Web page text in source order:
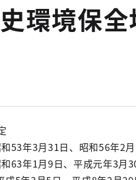
環境保全
53年3月31日、昭和56年2月
63年1月9日、平成元年3月30